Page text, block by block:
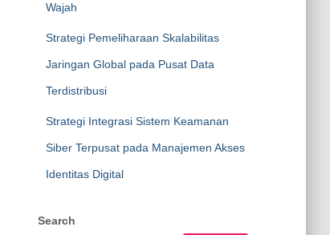
Wajah
Strategi Pemeliharaan Skalabilitas
Jaringan Global pada Pusat Data
Terdistribusi
Strategi Integrasi Sistem Keamanan
Siber Terpusat pada Manajemen Akses
Identitas Digital
Search